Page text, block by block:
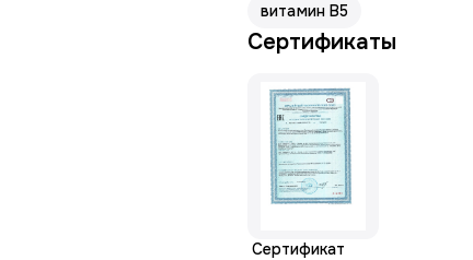
витамин В5
Сертификаты
Сертификат